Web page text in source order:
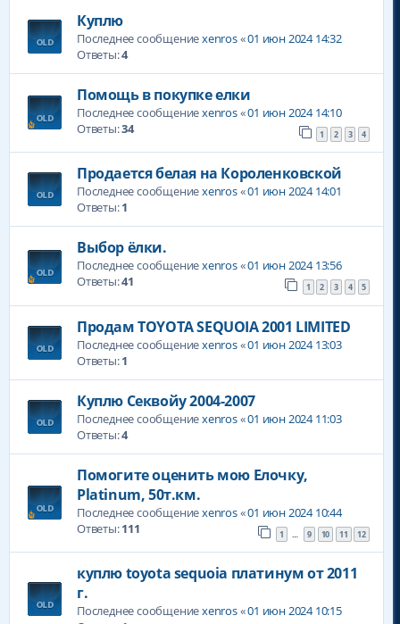
Куплю
Последнее сообщениеxenros«01 июн 2024 14:32
Ответы:4
Помощь в покупке елки
Последнее сообщениеxenros«01 июн 2024 14:10
Ответы:34 1 2 3 4
Продается белая на Короленковской
Последнее сообщениеxenros«01 июн 2024 14:01
Ответы:1
Выбор ёлки.
Последнее сообщениеxenros«01 июн 2024 13:56
Ответы:41 1 2 3 4 5
Продам TOYOTA SEQUOIA 2001 LIMITED
Последнее сообщениеxenros«01 июн 2024 13:03
Ответы:1
Куплю Секвойу 2004-2007
Последнее сообщениеxenros«01 июн 2024 11:03
Ответы:4
Помогите оценить мою Елочку,
Platinum, 50т.км.
Последнее сообщениеxenros«01 июн 2024 10:44
Ответы:111 1 … 9 10 11 12
куплю toyota sequoia платинум от 2011
г.
Последнее сообщениеxenros«01 июн 2024 10:15